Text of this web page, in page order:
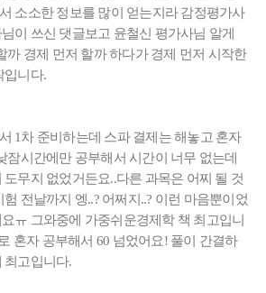
소소한 정보를 많이 얻는지라 감정평가사
이 쓰신 댓글보고 윤철신 평가사님 알게
까 경제 먼저 할까 하다가 경제 먼저 시작한
입니다.
1차 준비하는데 스파 결제는 해놓고 혼자
잠시간에만 공부해서 시간이 너무 없는데
무지 없었거든요..다른 과목은 어찌 될 것
전날까지 엥..? 어쩌지..? 이런 마음뿐이었
ㅠ 그와중에 가중쉬운경제학 책 최고입니
혼자 공부해서 60 넘었어요! 풀이 간결하
최고입니다.